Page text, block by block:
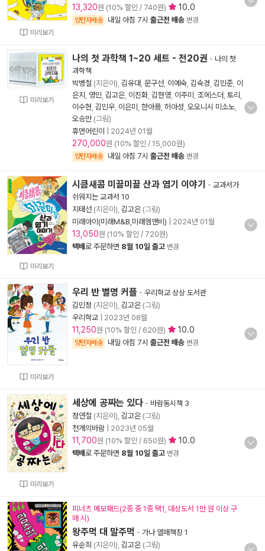
미리보기
13,320원 (10% 할인 / 740원) 10.0
양탄자배송 내일 아침 7시 출근전 배송 변경
미리보기
나의 첫 과학책 1~20 세트 - 전20권 - 나의 첫
과학책
박병철 (지은이), 김유대 문구선 이예숙 김숙경 김민준 이
은지
영민 김고은 이진화 김현영 이주미 조에스더 토리
이수현 김민우 이은미 한아름 허아성 오오니시 미소노
오승만(그림)
휴먼어린이
2024년 01월
270,000원 (10% 할인 / 15,000원)
양탄자배송 내일 아침 7시 출근전 배송 변경
미리보기
시큼새콤 미끌미끌 산과 염기 이야기 - 교과서가
쉬워지는 교과서 10
지태선 (지은이), 김고은 (그림)
미래아이(미래M&B,미래엠앤비)
2024년 01월
13,050원 (10% 할인 / 720원)
택배로 주문하면 8월 10일 출고 변경
미리보기
우리 반 별명 커플 - 우리학교 상상 도서관
김민정 (지은이), 김고은 (그림)
우리학교
2023년 08월
11,250원 (10% 할인 / 620원) 10.0
양탄자배송 내일 아침 7시 출근전 배송 변경
미리보기
세상에 공짜는 있다 - 바람동시책 3
정연철 (지은이), 김고은 (그림)
천개의바람
2023년 05월
11,700원 (10% 할인 / 650원) 10.0
택배로 주문하면 8월 10일 출고 변경
피너츠 메모패드(2종 중 1종 택1, 대상도서 1만 원 이상 구
매 시)
왕주먹 대 말주먹 - 가나 열매책장 1
유순희 (지은이), 김고은 (그림)